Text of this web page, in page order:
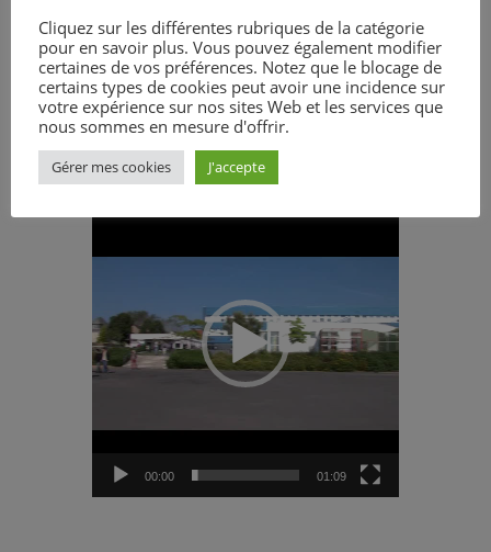
Interview de TV RENNES sur le
classement des lycées :
Lecteur
00:00 01:09
Cliquez sur les différentes rubriques de la catégorie
pour en savoir plus. Vous pouvez également modifier
certaines de vos préférences. Notez que le blocage de
certains types de cookies peut avoir une incidence sur
votre expérience sur nos sites Web et les services que
nous sommes en mesure d'offrir.
Gérer mes cookies J'accepte